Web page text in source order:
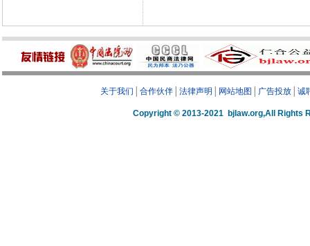
关于我们 合作伙伴 法律声明 网站地图 广告投放 诚
Copyright © 2013-2021 bjlaw.org,All Rights